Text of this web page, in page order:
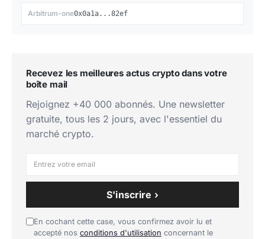
Arbitrum-one0x0a1a...82ef
Recevez les meilleures actus crypto dans votre
boîte mail
Rejoignez +40 000 abonnés. Une newsletter
gratuite, tous les 2 jours, avec l'essentiel du
marché crypto.
S'inscrire ›
En cochant cette case, vous confirmez avoir lu et
accepté nos conditions d'utilisation concernant le